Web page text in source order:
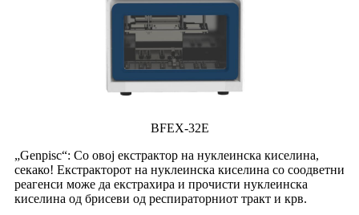
BFEX-32E
„Genpisc“: Со овој екстрактор на нуклеинска киселина,
секако! Екстракторот на нуклеинска киселина со соодветни
реагенси може да екстрахира и прочисти нуклеинска
киселина од брисеви од респираторниот тракт и крв.